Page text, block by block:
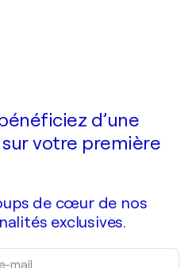
d’une
sur votre première
de cœur de nos
exclusives.